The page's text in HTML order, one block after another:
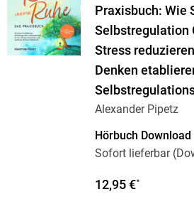
Praxisbuch: Wie
Selbstregulation
Stress
Denken
Alexander Pipetz
Hörbuch Download
Sofort lieferbar
12,95 €*